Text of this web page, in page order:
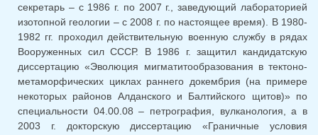
секретарь – с 1986 г. по 2007 г., заведующий лабораторией
изотопной геологии – с 2008 г. по настоящее время). В 1980-
1982 гг. проходил действительную военную службу в рядах
Вооруженных сил СССР. В 1986 г. защитил кандидатскую
диссертацию «Эволюция мигматитообразования в тектоно-
метаморфических циклах раннего докембрия (на примере
некоторых районов Алданского и Балтийского щитов)» по
специальности 04.00.08 – петрография, вулканология, а в
2003 г. докторскую диссертацию «Граничные условия